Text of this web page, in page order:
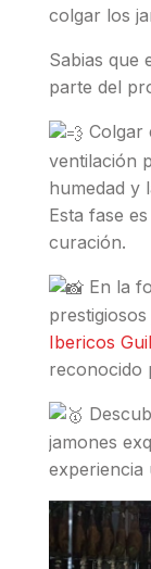
colgar los
Sabias que
parte del
Colgar
ventilación
humedad y
Esta fase
curación.
En la
Ibericos
reconocido
jamones
experiencia